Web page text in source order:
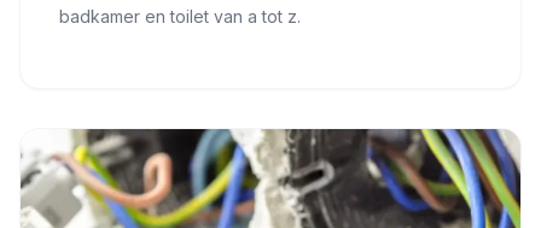
badkamer en toilet van a tot z.